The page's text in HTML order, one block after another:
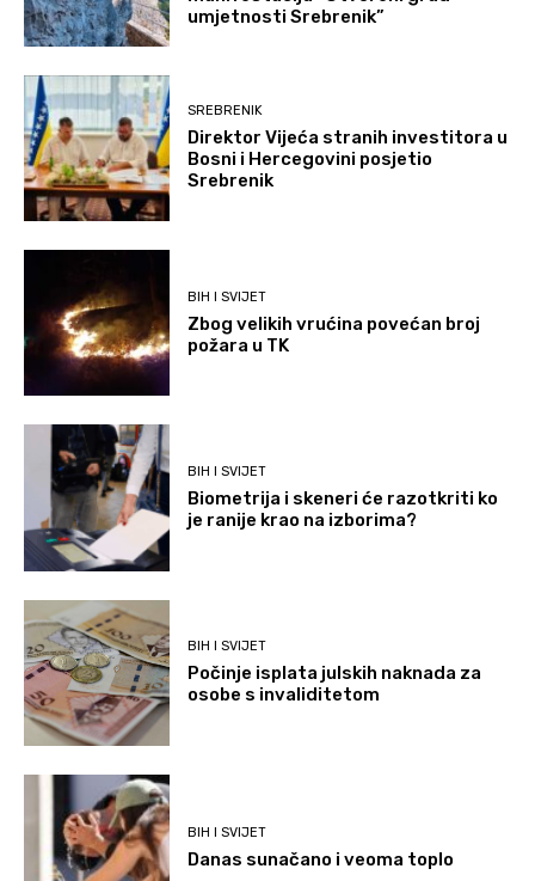
umjetnosti Srebrenik”
SREBRENIK
Direktor Vijeća stranih investitora u
Bosni i Hercegovini posjetio
Srebrenik
BIH I SVIJET
Zbog velikih vrućina povećan broj
požara u TK
BIH I SVIJET
Biometrija i skeneri će razotkriti ko
je ranije krao na izborima?
BIH I SVIJET
Počinje isplata julskih naknada za
osobe s invaliditetom
BIH I SVIJET
Danas sunačano i veoma toplo